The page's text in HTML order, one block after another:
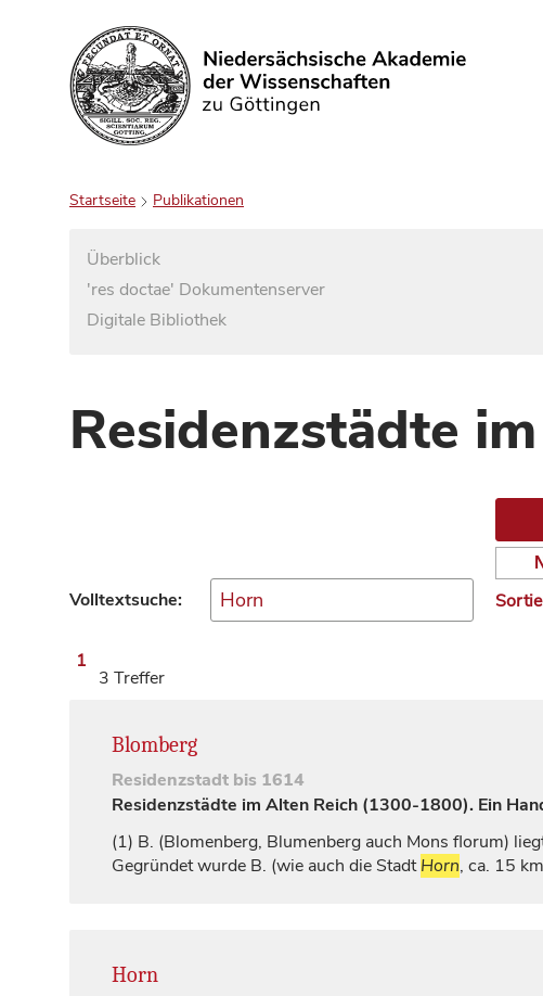
Suchen
Startseite Publikationen
Überblick
'res doctae' Dokumentenserver
Digitale Bibliothek
Residenzstädte
Volltextsuche:
1
3 Treffer
Blomberg
Residenzstadt bis 1614
Residenzstädte im Alten Reich (1300-1800). Ein
(1) B. (Blomenberg, Blumenberg auch Mons florum)
Gegründet wurde B. (wie auch die StadtHorn, ca. 15
Horn